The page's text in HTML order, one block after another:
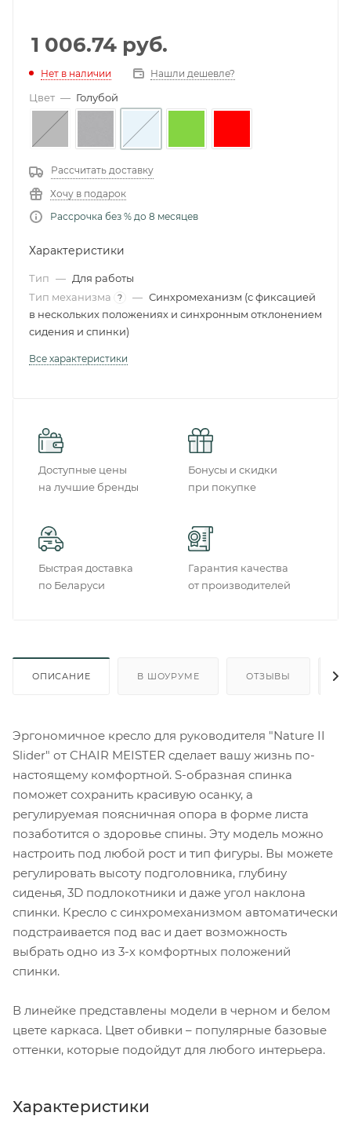
1 006.74 руб.
Нет в наличии Нашли дешевле?
Цвет — Голубой
Рассчитать доставку
Хочу в подарок
Рассрочка без % до 8 месяцев
Характеристики
Тип — Для работы
Тип механизма
? — Синхромеханизм (с фиксацией
в нескольких положениях и синхронным отклонением
сидения и спинки)
Все характеристики
Доступные цены
на лучшие бренды
Бонусы и скидки
при покупке
Быстрая доставка
по Беларуси
Гарантия качества
от производителей
ОПИСАНИЕ В ШОУРУМЕ ОТЗЫВЫ
Эргономичное кресло для руководителя "Nature II
Slider" от CHAIR MEISTER сделает вашу жизнь по-
настоящему комфортной. S-образная спинка
поможет сохранить красивую осанку, а
регулируемая поясничная опора в форме листа
позаботится о здоровье спины. Эту модель можно
настроить под любой рост и тип фигуры. Вы можете
регулировать высоту подголовника, глубину
сиденья, 3D подлокотники и даже угол наклона
спинки. Кресло с синхромеханизмом автоматически
подстраивается под вас и дает возможность
выбрать одно из 3-х комфортных положений
спинки.
В линейке представлены модели в черном и белом
цвете каркаса. Цвет обивки – популярные базовые
оттенки, которые подойдут для любого интерьера.
Характеристики